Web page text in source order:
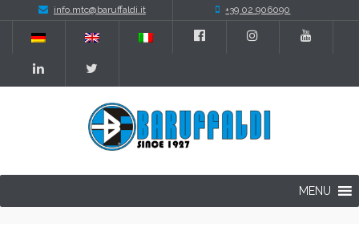
info.mtc@baruffaldi.it +39 02 906090
MENU